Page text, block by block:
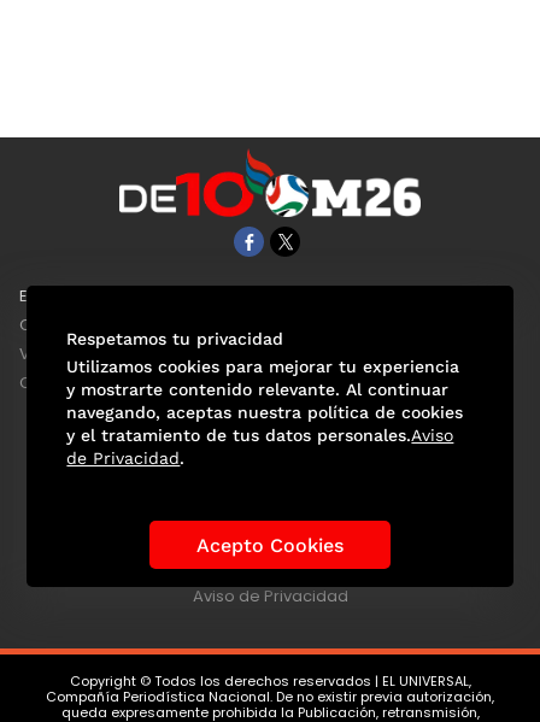
EL UNIVERSAL
Clase
ViveUSA
Confabulario
Historia de los Mundiales Lo viral Anécdotas Mundialistas
Las Figuras Tendencias Directorio
Aviso de Privacidad
Copyright © Todos los derechos reservados | EL UNIVERSAL,
Compañía Periodística Nacional. De no existir previa autorización,
queda expresamente prohibida la Publicación, retransmisión,
Respetamos tu privacidad
Utilizamos cookies para mejorar tu experiencia
y mostrarte contenido relevante. Al continuar
navegando, aceptas nuestra política de cookies
y el tratamiento de tus datos personales.Aviso
de Privacidad.
Acepto Cookies